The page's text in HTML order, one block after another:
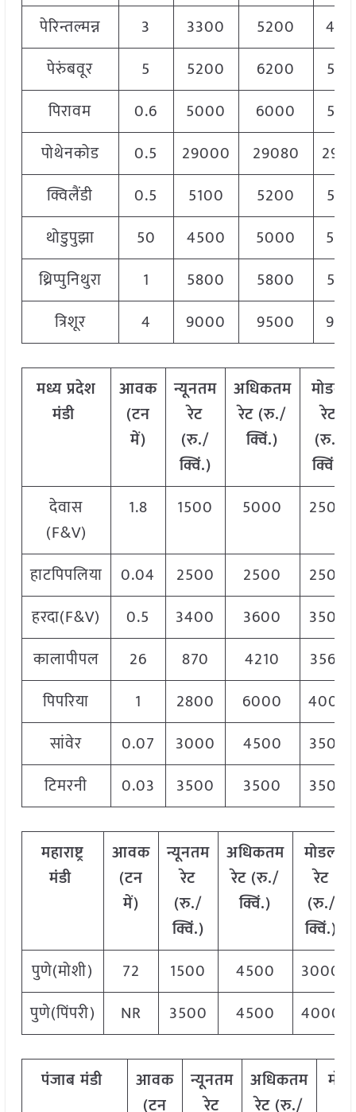
पेरिन्तल्मन्न
3 3300 5200
पेरुंबवूर
5 5200 6200
पिरावम
0.6 5000 6000
पोथेनकोड
0.5 29000 29080
क्विलैंडी
0.5 5100 5200
थोडुपुझा
50 4500 5000
थ्रिप्पुनिथुरा
1 5800 5800
त्रिशूर
4 9000 9500
मध्यप्रदेश
मंडी
आवक
(टन
में)
न्यूनतम
रेट
(रु./
क्विं.)
अधिकतम
रेट (रु./
क्विं.)
मोडल
रेट
(रु./
क्विं.)
देवास
(F&V)
1.8 1500 5000 2500
हाटपिपलिया 0.04 2500 2500
2500
हरदा(F&V)
0.5 3400 3600
3500
कालापीपल
26 870 4210
3560
पिपरिया
1 2800 6000
4000
सांवेर
0.07 3000 4500
3500
टिमरनी
0.03 3500 3500 3500
महाराष्ट्र
मंडी
आवक
(टन
में)
न्यूनतम
रेट
(रु./
क्विं.)
अधिकतम
रेट (रु./
क्विं.)
मोडल
रेट
(रु./
क्विं.)
पुणे(मोशी)
72 1500 4500
3000
पुणे(पिंपरी)
NR 3500 4500 4000
पंजाबमंडी
आवक
(टन
न्यूनतम
रेट
अधिकतम
रेट (रु./